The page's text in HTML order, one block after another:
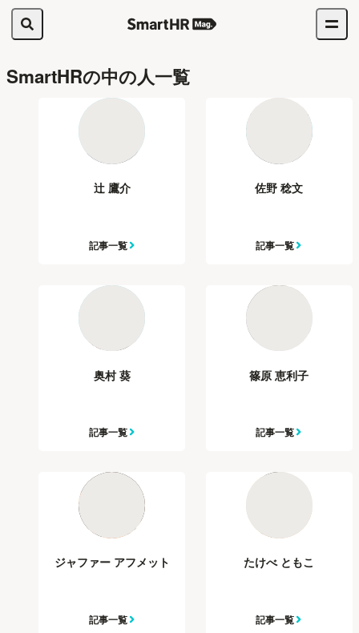
SmartHRの中の人一覧
辻 鷹介
記事一覧
佐野 稔文
記事一覧
奥村 葵
記事一覧
篠原 恵利子
記事一覧
ジャファー アフメット
記事一覧
たけべ ともこ
記事一覧